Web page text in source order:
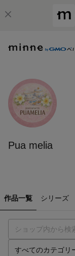
Pua melia
作品一覧 シリーズ